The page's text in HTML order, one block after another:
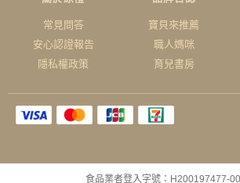
常見問答
安心認證報告
隱私權政策
寶貝來推薦
職人媽咪
育兒書房
食品業者登入字號：H200197477-